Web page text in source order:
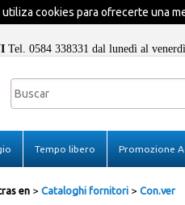
cookies para ofrecerte una
Tel. 0584 338331 dal lunedì al
Tempo libero Promozione
en Cataloghi fornitori Con.ver